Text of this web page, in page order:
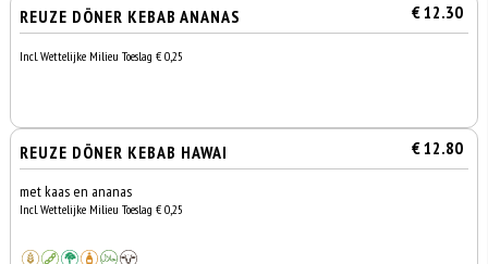
REUZE DÖNER KEBAB ANANAS € 12.30
Incl. Wettelijke Milieu Toeslag € 0,25
REUZE DÖNER KEBAB HAWAI € 12.80
met kaas en ananas
Incl. Wettelijke Milieu Toeslag € 0,25